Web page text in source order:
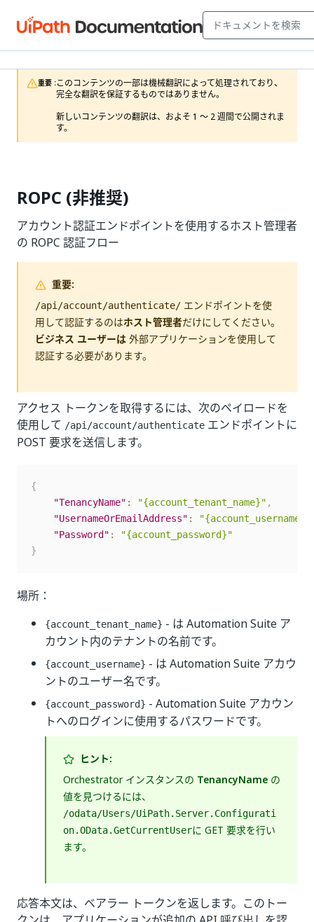
重要 :このコンテンツの一部は機械翻訳によって処理されており、
完全な翻訳を保証するものではありません。
新しいコンテンツの翻訳は、およそ 1 ～ 2 週間で公開されま
す。
ROPC (非推奨)
アカウント認証エンドポイントを使用するホスト管理者
の ROPC 認証フロー
重要:
/api/account/authenticate/ エンドポイントを使
用して認証するのはホスト管理者だけにしてください。
ビジネス ユーザーは外部アプリケーションを使用して
認証する必要があります。
アクセス トークンを取得するには、次のペイロードを
使用して /api/account/authenticate エンドポイントに
POST 要求を送信します。
{
"TenancyName" : "{account_tenant_name}" ,
"UsernameOrEmailAddress" : "{account_username}"
"Password" :
"{account_password}"
}
場所：
{account_tenant_name} - は Automation Suite ア
カウント内のテナントの名前です。
{account_username} - は Automation Suite アカウ
ントのユーザー名です。
{account_password} - Automation Suite アカウン
トへのログインに使用するパスワードです。
ヒント:
Orchestrator インスタンスの TenancyName の
値を見つけるには、
/odata/Users/UiPath.Server.Configurati
on.OData.GetCurrentUserに GET 要求を行い
ます。
応答本文は、ベアラー トークンを返します。このトー